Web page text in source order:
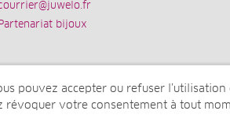
Partenariat bijoux
pouvez accepter ou refuser l’utilisation
révoquer votre consentement à tout